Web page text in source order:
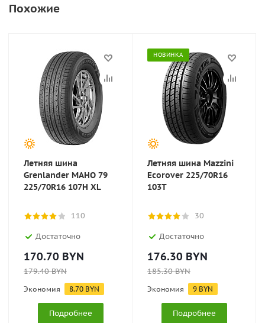
Похожие
Летняя шина
Grenlander MAHO 79
225/70R16 107H XL
110
Достаточно
170.70 BYN
179.40BYN
Экономия 8.70 BYN
Подробнее
НОВИНКА
Летняя шина Mazzini
Ecorover 225/70R16
103T
30
Достаточно
176.30 BYN
185.30BYN
Экономия 9 BYN
Подробнее